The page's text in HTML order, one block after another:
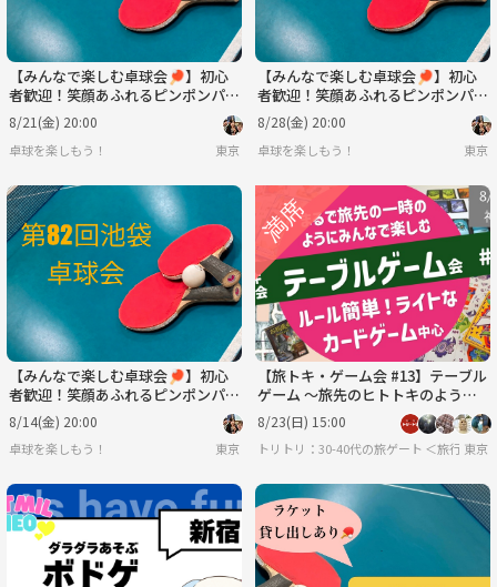
【みんなで楽しむ卓球会🏓】初心
者歓迎！笑顔あふれるピンポンパー
ティー
8/21(金) 20:00
卓球を楽しもう！ 東京
【みんなで楽しむ卓球会🏓】初心
者歓迎！笑顔あふれるピンポンパー
ティー
8/28(金) 20:00
卓球を楽しもう！ 東京
【みんなで楽しむ卓球会🏓】初心
者歓迎！笑顔あふれるピンポンパー
ティー
8/14(金) 20:00
卓球を楽しもう！ 東京
【旅トキ・ゲーム会 #13】テーブル
ゲーム 〜旅先のヒトトキのように
みんなでまったりカードゲーム・ボ
ドゲ〜
8/23(日) 15:00
トリトリ：30-40代の旅ゲート ＜旅行・世
東京